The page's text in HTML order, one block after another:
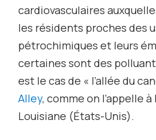
cardiovasculaires
les résidents proches des
pétrochimiques et leurs
certaines sont des
est le cas de « l’allée du
Alley, comme on l’appelle
Louisiane (États-Unis).